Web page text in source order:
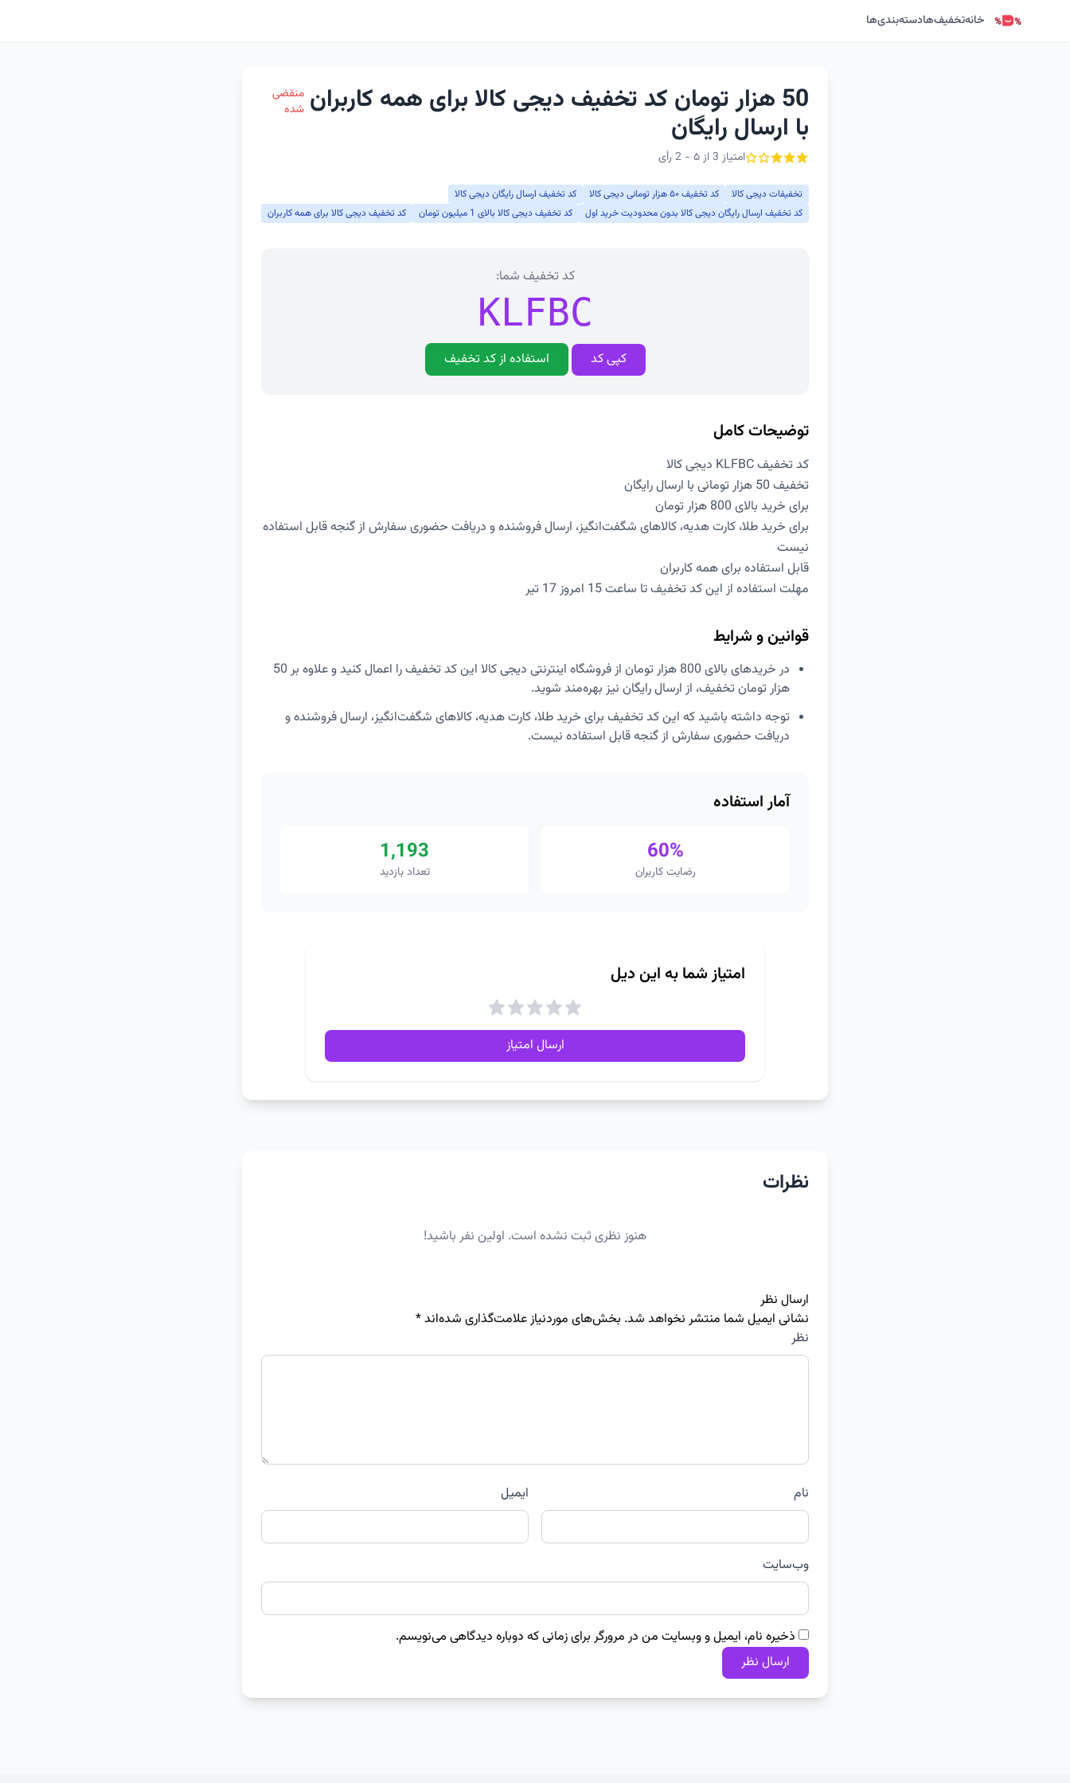
خانهتخفیف‌هادسته‌بندی‌ها
50 هزار تومان کد تخفیف دیجی کالا برای همه کاربران
با ارسال رایگان
امتیاز 3 از ۵ - 2 رأی
منقضی
شده
تخفیفات دیجی کالا کد تخفیف ۵۰ هزار تومانی دیجی کالا
کد تخفیف ارسال رایگان دیجی کالا
کد تخفیف ارسال رایگان دیجی کالا بدون محدودیت خرید اول
کد تخفیف دیجی کالا بالای 1 میلیون تومان کد تخفیف دیجی کالا برای همه کاربران
کد تخفیف شما:
KLFBC
کپی کد استفاده از کد تخفیف
توضیحات کامل
کد تخفیف KLFBC دیجی کالا
تخفیف 50 هزار تومانی با ارسال رایگان
برای خرید بالای 800 هزار تومان
برای خرید طلا، کارت هدیه، کالاهای شگفت‌انگیز، ارسال فروشنده و دریافت حضوری سفارش از گنجه قابل استفاده
نیست
قابل استفاده برای همه کاربران
مهلت استفاده از این کد تخفیف تا ساعت 15 امروز 17 تیر
قوانین و شرایط
در خریدهای بالای 800 هزار تومان از فروشگاه اینترنتی دیجی کالا این کد تخفیف را اعمال کنید و علاوه بر 50
هزار تومان تخفیف، از ارسال رایگان نیز بهره‌مند شوید.
توجه داشته باشید که این کد تخفیف برای خرید طلا، کارت هدیه، کالاهای شگفت‌انگیز، ارسال فروشنده و
دریافت حضوری سفارش از گنجه قابل استفاده نیست.
آمار استفاده
60%
رضایت کاربران
1,193
تعداد بازدید
امتیاز شما به این دیل
ارسال امتیاز
نظرات
هنوز نظری ثبت نشده است. اولین نفر باشید!
ارسال نظر
نشانی ایمیل شما منتشر نخواهد شد. بخش‌های موردنیاز علامت‌گذاری شده‌اند*
نظر
نام ایمیل
وب‌سایت
ذخیره نام، ایمیل و وبسایت من در مرورگر برای زمانی که دوباره دیدگاهی می‌نویسم.